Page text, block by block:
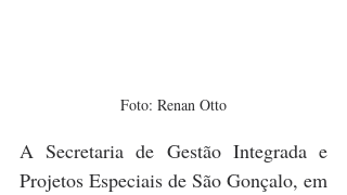
Foto: Renan Otto
A Secretaria de Gestão Integrada e
Projetos Especiais de São Gonçalo, em